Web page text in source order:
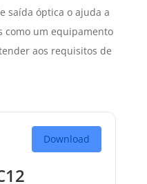
saída óptica o ajuda a
como um equipamento
aos requisitos de
Download